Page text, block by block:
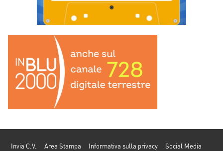
Invia C.V. Area Stampa Informativa sulla privacy
Social Media